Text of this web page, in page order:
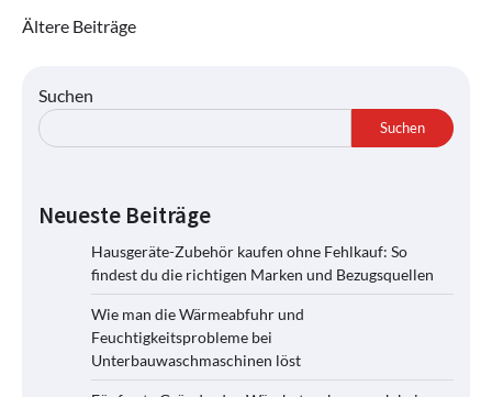
Beitragsnavigation
Ältere Beiträge
Suchen
Suchen
Neueste Beiträge
Hausgeräte-Zubehör kaufen ohne Fehlkauf: So
findest du die richtigen Marken und Bezugsquellen
Wie man die Wärmeabfuhr und
Feuchtigkeitsprobleme bei
Unterbauwaschmaschinen löst